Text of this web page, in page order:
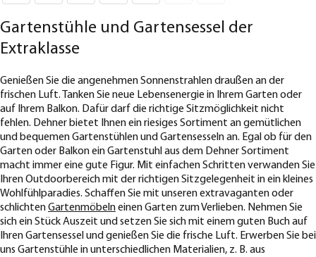
Gartenstühle und Gartensessel der
Extraklasse
Genießen Sie die angenehmen Sonnenstrahlen draußen an der
frischen Luft. Tanken Sie neue Lebensenergie in Ihrem Garten oder
auf Ihrem Balkon. Dafür darf die richtige Sitzmöglichkeit nicht
fehlen. Dehner bietet Ihnen ein riesiges Sortiment an gemütlichen
und bequemen Gartenstühlen und Gartensesseln an. Egal ob für den
Garten oder Balkon ein Gartenstuhl aus dem Dehner Sortiment
macht immer eine gute Figur. Mit einfachen Schritten verwanden Sie
Ihren Outdoorbereich mit der richtigen Sitzgelegenheit in ein kleines
Wohlfühlparadies. Schaffen Sie mit unseren extravaganten oder
schlichtenGartenmöbelneinen Garten zum Verlieben. Nehmen Sie
sich ein Stück Auszeit und setzen Sie sich mit einem guten Buch auf
Ihren Gartensessel und genießen Sie die frische Luft. Erwerben Sie bei
uns Gartenstühle in unterschiedlichen Materialien, z. B. aus